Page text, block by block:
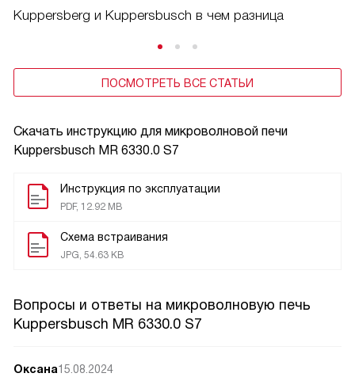
Скачать инструкцию для микроволновой печи
Kuppersbusch MR 6330.0 S7
Инструкция по эксплуатации
PDF, 12.92 MB
Схема встраивания
JPG, 54.63 KB
Kuppersberg и Kuppersbusch в чем разница
ПОСМОТРЕТЬ ВСЕ СТАТЬИ
Вопросы и ответы на микроволновую печь
Kuppersbusch MR 6330.0 S7
Оксана15.08.2024